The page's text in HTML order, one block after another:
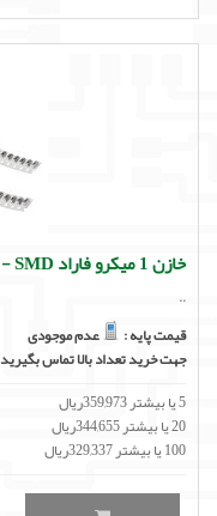
خازن 1 میکرو فاراد SMD - سایز 1206 - بسته 10 تایی
..
قیمت پایه :
عدم موجودی
جهت خرید تعداد بالا تماس بگیرید
5 یا بیشتر 359,973ریال
20 یا بیشتر 344,655ریال
100 یا بیشتر 329,337ریال